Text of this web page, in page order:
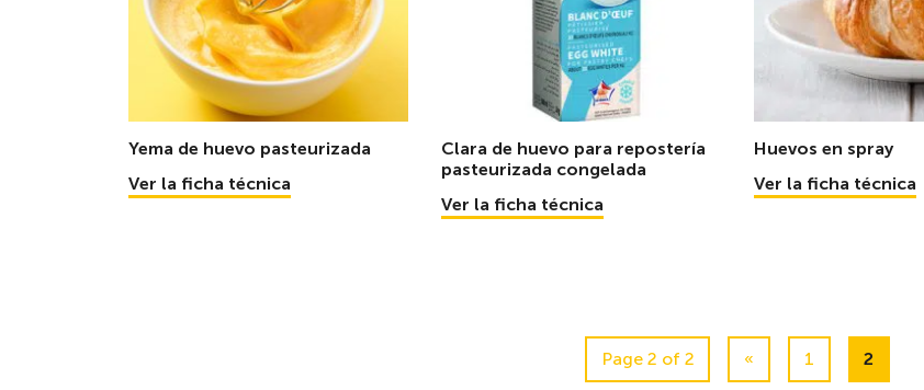
Yema de huevo pasteurizada
Ver la ficha técnica
Clara de huevo para repostería
pasteurizada congelada
Ver la ficha técnica
Huevos en spray
Ver la ficha técnica
Page 2 of 2 « 1 2